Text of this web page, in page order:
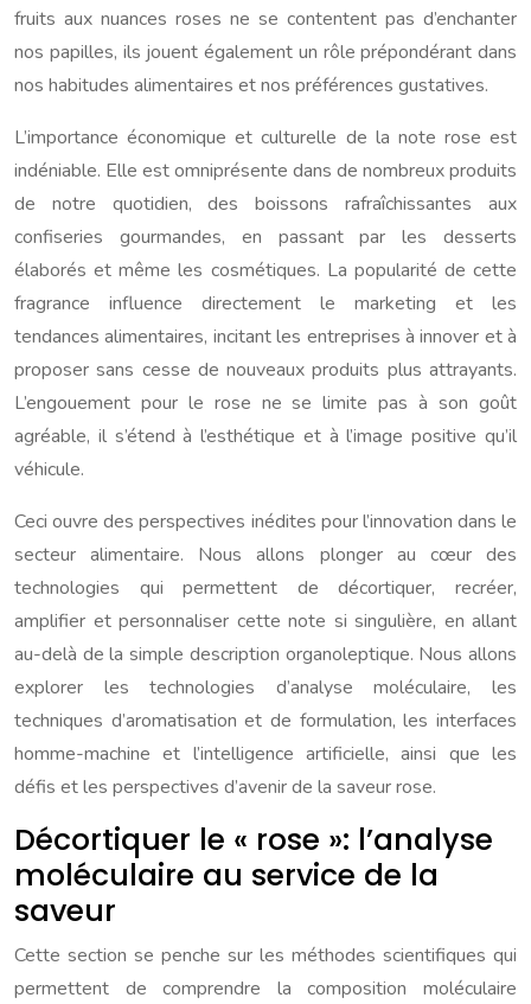
fruits aux nuances roses ne se contentent pas d’enchanter
nos papilles, ils jouent également un rôle prépondérant dans
nos habitudes alimentaires et nos préférences gustatives.
L’importance économique et culturelle de la note rose est
indéniable. Elle est omniprésente dans de nombreux produits
de notre quotidien, des boissons rafraîchissantes aux
confiseries gourmandes, en passant par les desserts
élaborés et même les cosmétiques. La popularité de cette
fragrance influence directement le marketing et les
tendances alimentaires, incitant les entreprises à innover et à
proposer sans cesse de nouveaux produits plus attrayants.
L’engouement pour le rose ne se limite pas à son goût
agréable, il s’étend à l’esthétique et à l’image positive qu’il
véhicule.
Ceci ouvre des perspectives inédites pour l’innovation dans le
secteur alimentaire. Nous allons plonger au cœur des
technologies qui permettent de décortiquer, recréer,
amplifier et personnaliser cette note si singulière, en allant
au-delà de la simple description organoleptique. Nous allons
explorer les technologies d’analyse moléculaire, les
techniques d’aromatisation et de formulation, les interfaces
homme-machine et l’intelligence artificielle, ainsi que les
défis et les perspectives d’avenir de la saveur rose.
Décortiquer le « rose »: l’analyse
moléculaire au service de la
saveur
Cette section se penche sur les méthodes scientifiques qui
permettent de comprendre la composition moléculaire